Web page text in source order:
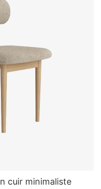
cuir minimaliste